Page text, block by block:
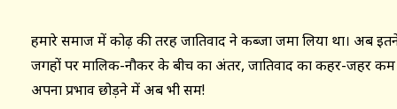
हमारे समाज में कोढ़ की तरह जातिवाद ने कब्जा जमा लिया था। अब
जगहों पर मालिक-नौकर के बीच का अंतर, जातिवाद का कहर-जहर
अपना प्रभाव छोड़ने में अब भी सक्षम!